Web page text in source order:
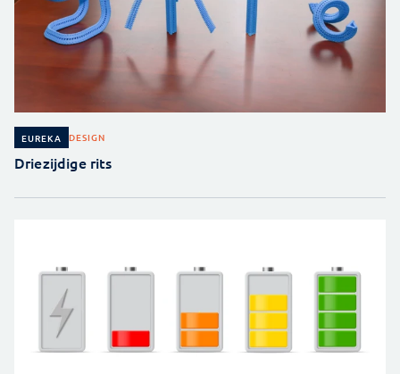
EUREKA DESIGN
Driezijdige rits